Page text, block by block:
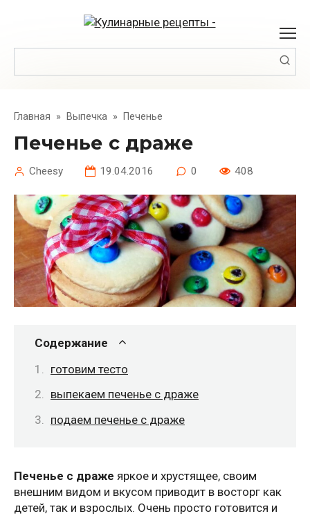
Главная » Выпечка » Печенье
Печенье с драже
Cheesy 19.04.2016 0 408
Содержание
готовим тесто
выпекаем печенье с драже
подаем печенье с драже
Печенье с драже яркое и хрустящее, своим
внешним видом и вкусом приводит в восторг как
детей, так и взрослых. Очень просто готовится и